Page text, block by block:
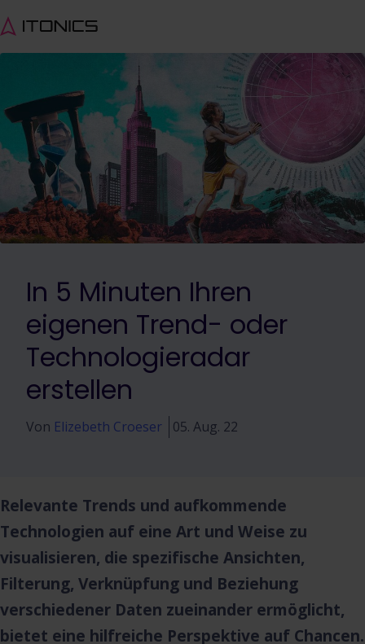
In 5 Minuten Ihren
eigenen Trend- oder
Technologieradar
erstellen
Von Elizebeth Croeser 05. Aug. 22
Relevante Trends und aufkommende
Technologien auf eine Art und Weise zu
visualisieren, die spezifische Ansichten,
Filterung, Verknüpfung und Beziehung
verschiedener Daten zueinander ermöglicht,
bietet eine hilfreiche Perspektive auf Chancen.